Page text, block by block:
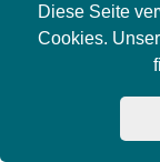
Diese Seite
Cookies.